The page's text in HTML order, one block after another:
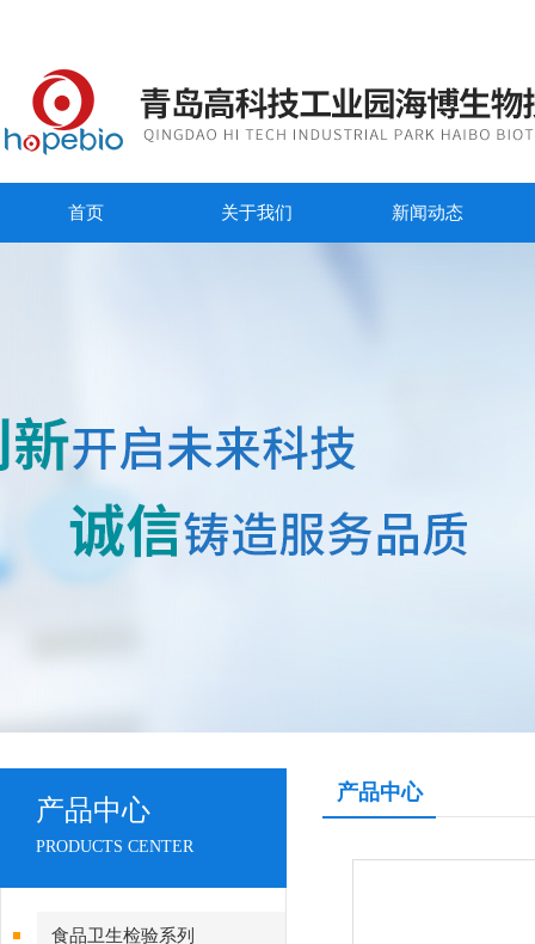
首页 关于我们 新闻动态
产品中心
PRODUCTS CENTER
食品卫生检验系列
产品中心